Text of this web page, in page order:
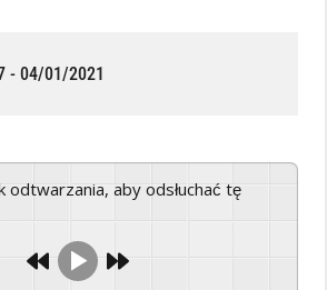
- 04/01/2021